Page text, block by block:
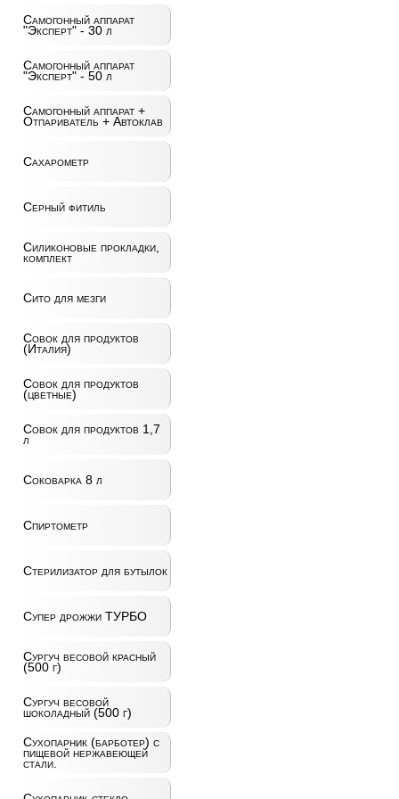
Самогонный аппарат
"Эксперт" - 30 л
Самогонный аппарат
"Эксперт" - 50 л
Самогонный аппарат +
Отпариватель + Автоклав
Сахарометр
Серный фитиль
Силиконовые прокладки,
комплект
Сито для мезги
Совок для продуктов
(Италия)
Совок для продуктов
(цветные)
Совок для продуктов 1,7
л
Соковарка 8 л
Спиртометр
Стерилизатор для бутылок
Супер дрожжи ТУРБО
Сургуч весовой красный
(500 г)
Сургуч весовой
шоколадный (500 г)
Сухопарник (барботер) с
пищевой нержавеющей
стали.